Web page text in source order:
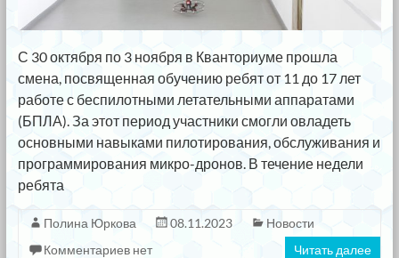
С 30 октября по 3 ноября в Кванториуме прошла
смена, посвященная обучению ребят от 11 до 17 лет
работе с беспилотными летательными аппаратами
(БПЛА). За этот период участники смогли овладеть
основными навыками пилотирования, обслуживания и
программирования микро-дронов. В течение недели
ребята
Полина Юркова 08.11.2023
Новости
Комментариев нет
Читать далее